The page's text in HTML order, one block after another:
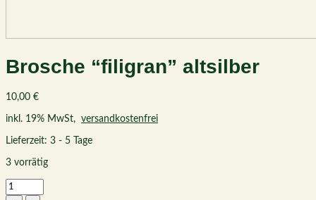
Brosche “filigran” altsilber
10,00 €
inkl. 19% MwSt, versandkostenfrei
Lieferzeit: 3 - 5 Tage
3 vorrätig